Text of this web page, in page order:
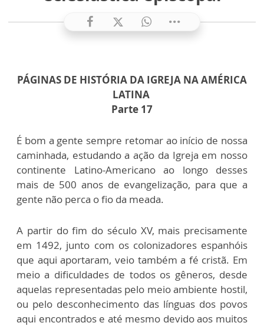
PÁGINAS DE HISTÓRIA DA IGREJA NA AMÉRICA
LATINA
Parte 17
É bom a gente sempre retomar ao início de nossa
caminhada, estudando a ação da Igreja em nosso
continente Latino-Americano ao longo desses
mais de 500 anos de evangelização, para que a
gente não perca o fio da meada.
A partir do fim do século XV, mais precisamente
em 1492, junto com os colonizadores espanhóis
que aqui aportaram, veio também a fé cristã. Em
meio a dificuldades de todos os gêneros, desde
aquelas representadas pelo meio ambiente hostil,
ou pelo desconhecimento das línguas dos povos
aqui encontrados e até mesmo devido aos muitos